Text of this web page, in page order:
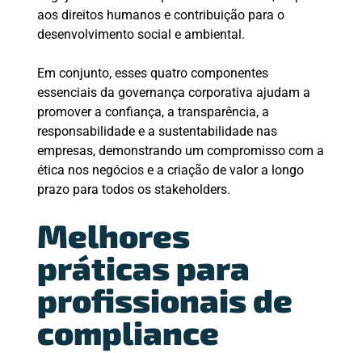
aos direitos humanos e contribuição para o
desenvolvimento social e ambiental.
Em conjunto, esses quatro componentes
essenciais da governança corporativa ajudam a
promover a confiança, a transparência, a
responsabilidade e a sustentabilidade nas
empresas, demonstrando um compromisso com a
ética nos negócios e a criação de valor a longo
prazo para todos os stakeholders.
Melhores
práticas para
profissionais de
compliance